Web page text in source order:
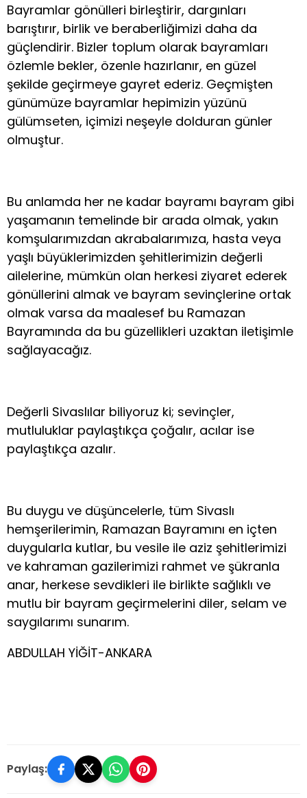
Bayramlar gönülleri birleştirir, dargınları
barıştırır, birlik ve beraberliğimizi daha da
güçlendirir. Bizler toplum olarak bayramları
özlemle bekler, özenle hazırlanır, en güzel
şekilde geçirmeye gayret ederiz. Geçmişten
günümüze bayramlar hepimizin yüzünü
gülümseten, içimizi neşeyle dolduran günler
olmuştur.
Bu anlamda her ne kadar bayramı bayram gibi
yaşamanın temelinde bir arada olmak, yakın
komşularımızdan akrabalarımıza, hasta veya
yaşlı büyüklerimizden şehitlerimizin değerli
ailelerine, mümkün olan herkesi ziyaret ederek
gönüllerini almak ve bayram sevinçlerine ortak
olmak varsa da maalesef bu Ramazan
Bayramında da bu güzellikleri uzaktan iletişimle
sağlayacağız.
Değerli Sivaslılar biliyoruz ki; sevinçler,
mutluluklar paylaştıkça çoğalır, acılar ise
paylaştıkça azalır.
Bu duygu ve düşüncelerle, tüm Sivaslı
hemşerilerimin, Ramazan Bayramını en içten
duygularla kutlar, bu vesile ile aziz şehitlerimizi
ve kahraman gazilerimizi rahmet ve şükranla
anar, herkese sevdikleri ile birlikte sağlıklı ve
mutlu bir bayram geçirmelerini diler, selam ve
saygılarımı sunarım.
ABDULLAH YİĞİT-ANKARA
Paylaş: